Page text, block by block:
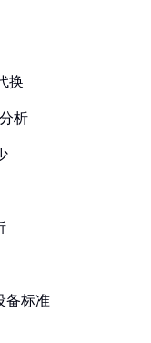
换
析
备标准